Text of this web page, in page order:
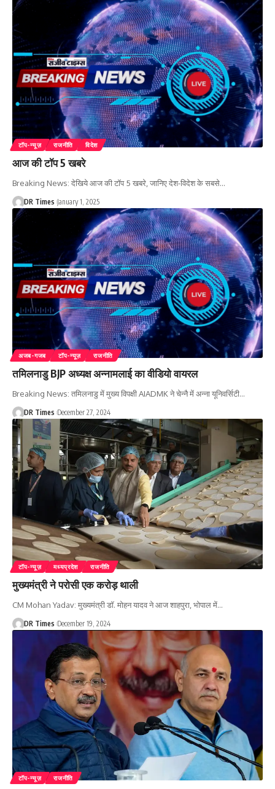
टॉप-न्यूज़ राजनीति विदेश
आज की टॉप 5 खबरे
Breaking News: देखिये आज की टॉप 5 खबरे, जानिए देश-विदेश के सबसे…
DR Times January 1, 2025
अजब-गजब टॉप-न्यूज़ राजनीति
तमिलनाडु BJP अध्यक्ष अन्नामलाई का वीडियो वायरल
Breaking News: तमिलनाडु में मुख्य विपक्षी AIADMK ने चेन्नै में अन्ना यूनिवर्सिटी…
DR Times December 27, 2024
टॉप-न्यूज़ मध्यप्रदेश राजनीति
मुख्यमंत्री ने परोसी एक करोड़ थाली
CM Mohan Yadav: मुख्यमंत्री डॉ. मोहन यादव ने आज शाहपुरा, भोपाल में…
DR Times December 19, 2024
टॉप-न्यूज़ राजनीति